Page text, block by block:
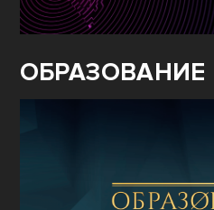
ОБРАЗОВАНИЕ